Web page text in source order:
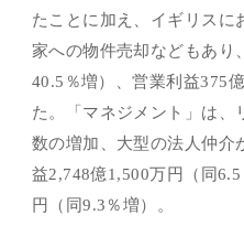
たことに加え、イギリスに
家への物件売却などもあり
40.5％増）、営業利益375
た。「マネジメント」は、
数の増加、大型の法人仲介
益2,748億1,500万円（同
円（同9.3％増）。